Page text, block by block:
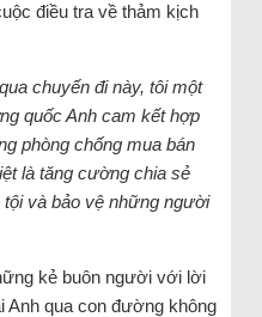
điều tra về thảm kịch
chuyến đi này, tôi một
quốc Anh cam kết hợp
phòng chống mua bán
là tăng cường chia sẻ
và bảo vệ những người
kẻ buôn người với lời
Anh qua con đường không